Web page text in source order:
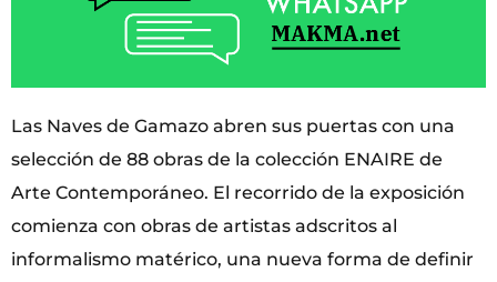
Las Naves de Gamazo abren sus puertas con una
selección de 88 obras de la colección ENAIRE de
Arte Contemporáneo. El recorrido de la exposición
comienza con obras de artistas adscritos al
informalismo matérico, una nueva forma de definir